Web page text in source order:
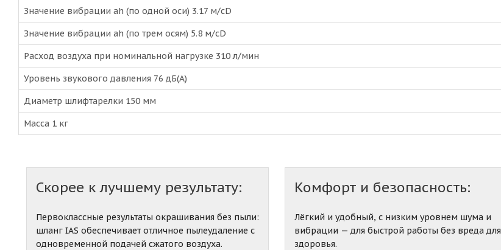
Значение вибрации ah (по одной оси) 3.17 м/сD
Значение вибрации ah (по трем осям) 5.8 м/сD
Расход воздуха при номинальной нагрузке 310 л/мин
Уровень звукового давления 76 дБ(A)
Диаметр шлифтарелки 150 мм
Масса 1 кг
Скорее к лучшему результату:
Первоклассные результаты окрашивания без пыли:
шланг IAS обеспечивает отличное пылеудаление с
одновременной подачей сжатого воздуха.
Комфорт и безопасность:
Лёгкий и удобный, с низким уровнем шума и
вибрации — для быстрой работы без вреда для
здоровья.